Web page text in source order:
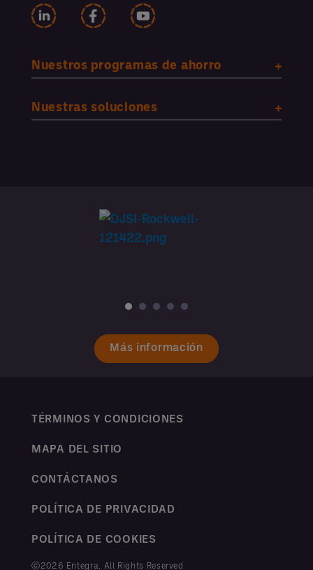
Nuestros programas de ahorro
Nuestras soluciones
Más información
TÉRMINOS Y CONDICIONES
MAPA DEL SITIO
CONTÁCTANOS
POLÍTICA DE PRIVACIDAD
POLÍTICA DE COOKIES
ⓒ2026 Entegra. All Rights Reserved